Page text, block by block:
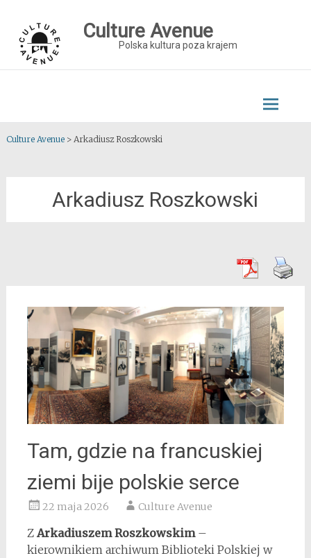
content
Culture Avenue
Polska kultura poza krajem
Culture Avenue> Arkadiusz Roszkowski
Arkadiusz Roszkowski
Tam, gdzie na francuskiej
ziemi bije polskie serce
22 maja 2026 Culture Avenue
Z Arkadiuszem Roszkowskim–
kierownikiem archiwum Biblioteki Polskiej w